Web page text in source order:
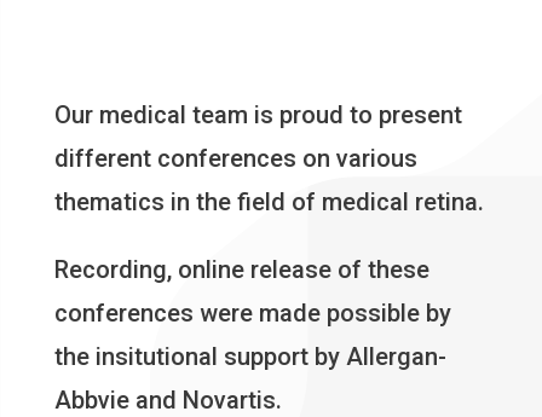
Our medical team is proud to present
different conferences on various
thematics in the field of medical retina.
Recording, online release of these
conferences were made possible by
the insitutional support by Allergan-
Abbvie and Novartis.